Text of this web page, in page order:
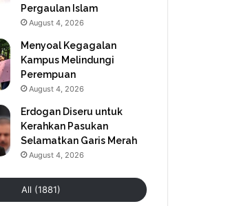
Pergaulan Islam
August 4, 2026
Menyoal Kegagalan
Kampus Melindungi
Perempuan
August 4, 2026
Erdogan Diseru untuk
Kerahkan Pasukan
Selamatkan Garis Merah
August 4, 2026
All (1881)